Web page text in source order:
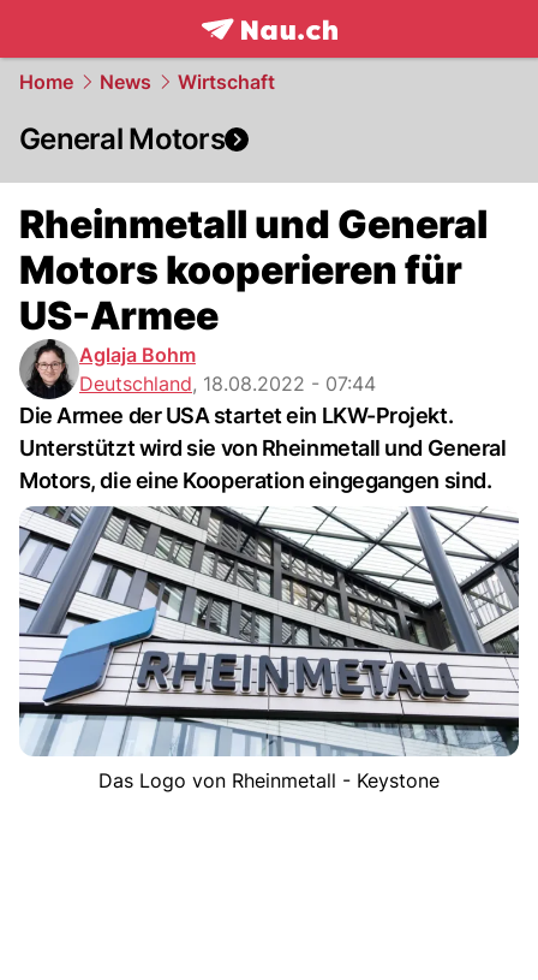
frontpage.NAU.ch
Home News Wirtschaft
General Motors
Rheinmetall und General
Motors kooperieren für
US-Armee
Aglaja Bohm
Deutschland, 18.08.2022 - 07:44
Die Armee der USA startet ein LKW-Projekt.
Unterstützt wird sie von Rheinmetall und General
Motors, die eine Kooperation eingegangen sind.
Das Logo von Rheinmetall - Keystone